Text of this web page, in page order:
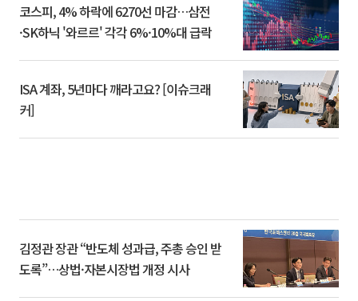
코스피, 4% 하락에 6270선 마감…삼전
·SK하닉 '와르르' 각각 6%·10%대 급락
ISA 계좌, 5년마다 깨라고요? [이슈크래
커]
김정관 장관 “반도체 성과급, 주총 승인 받
도록”…상법·자본시장법 개정 시사